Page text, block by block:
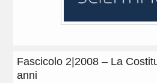
Fascicolo 2|2008 – La
anni